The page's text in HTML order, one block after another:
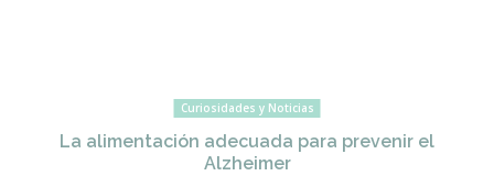
Curiosidades y Noticias
La alimentación adecuada para prevenir el
Alzheimer